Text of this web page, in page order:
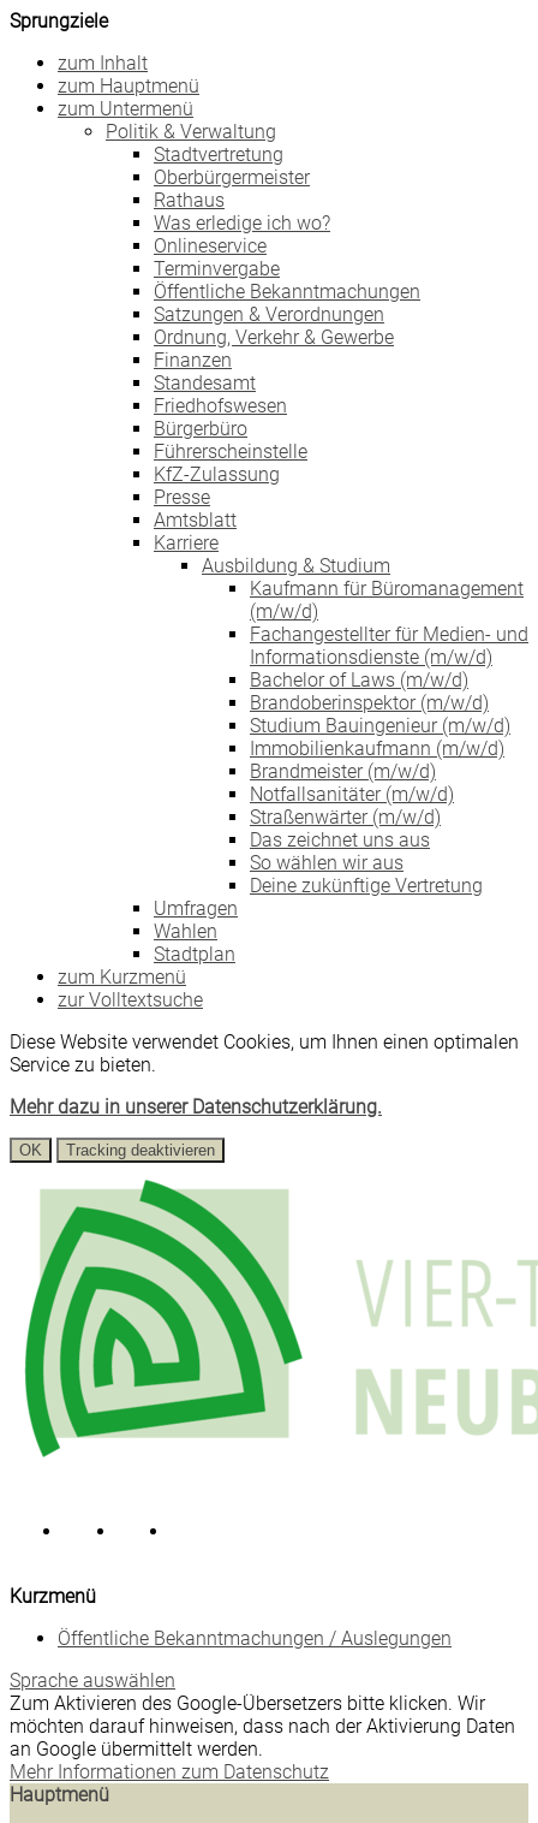
Sprungziele
zum Inhalt
zum Hauptmenü
zum Untermenü
Politik & Verwaltung
Stadtvertretung
Oberbürgermeister
Rathaus
Was erledige ich wo?
Onlineservice
Terminvergabe
Öffentliche Bekanntmachungen
Satzungen & Verordnungen
Ordnung, Verkehr & Gewerbe
Finanzen
Standesamt
Friedhofswesen
Bürgerbüro
Führerscheinstelle
KfZ-Zulassung
Presse
Amtsblatt
Karriere
Ausbildung & Studium
Kaufmann für Büromanagement
(m/w/d)
Fachangestellter für Medien- und
Informationsdienste (m/w/d)
Bachelor of Laws (m/w/d)
Brandoberinspektor (m/w/d)
Studium Bauingenieur (m/w/d)
Immobilienkaufmann (m/w/d)
Brandmeister (m/w/d)
Notfallsanitäter (m/w/d)
Straßenwärter (m/w/d)
Das zeichnet uns aus
So wählen wir aus
Deine zukünftige Vertretung
Umfragen
Wahlen
Stadtplan
zum Kurzmenü
zur Volltextsuche
Diese Website verwendet Cookies, um Ihnen einen optimalen
Service zu bieten.
Mehr dazu in unserer Datenschutzerklärung.
OK Tracking deaktivieren
Kurzmenü
Öffentliche Bekanntmachungen / Auslegungen
Sprache auswählen
Zum Aktivieren des Google-Übersetzers bitte klicken. Wir
möchten darauf hinweisen, dass nach der Aktivierung Daten
an Google übermittelt werden.
Mehr Informationen zum Datenschutz
Hauptmenü